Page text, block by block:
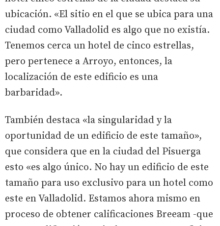
ubicación. «El sitio en el que se ubica para una
ciudad como Valladolid es algo que no existía.
Tenemos cerca un hotel de cinco estrellas,
pero pertenece a Arroyo, entonces, la
localización de este edificio es una
barbaridad».
También destaca «la singularidad y la
oportunidad de un edificio de este tamaño»,
que considera que en la ciudad del Pisuerga
esto «es algo único. No hay un edificio de este
tamaño para uso exclusivo para un hotel como
este en Valladolid. Estamos ahora mismo en
proceso de obtener calificaciones Breeam -que